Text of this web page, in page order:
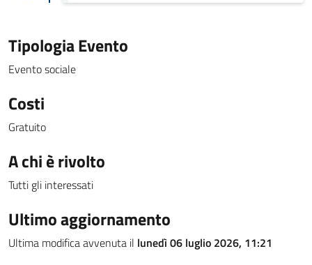
Tipologia Evento
Evento sociale
Costi
Gratuito
A chi è rivolto
Tutti gli interessati
Ultimo aggiornamento
Ultima modifica avvenuta il lunedì 06 luglio 2026, 11:21